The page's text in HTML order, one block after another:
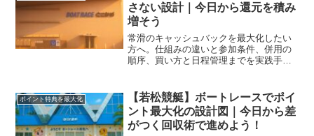
さない設計｜今日から還元を積み
増そう
常滑のキャッシュバックを最大化したい
方へ。仕組みの違いと参加条件、併用の
順序、買い方と日程管理までを実践手順
ポイント特典を最大化
【若松競艇】ボートレースでポイ
ント最大化の設計図｜今日から差
がつく回収術で進めよう！